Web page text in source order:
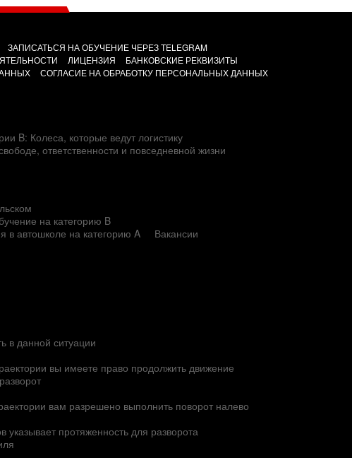
ЗАПИСАТЬСЯ НА ОБУЧЕНИЕ ЧЕРЕЗ TELEGRAM
ЛИЦЕНЗИЯ
БАНКОВСКИЕ РЕКВИЗИТЫ
СОГЛАСИЕ НА ОБРАБОТКУ ПЕРСОНАЛЬНЫХ ДАННЫХ
B: Колеса, которые ведут логистику
ответственности и повседневной жизни
на категорию B
в автошколе на категорию A
Вакансии
в данной ситуации
вы имеете право продолжить движение
вам разрешено выполнить поворот налево
указывает протяженность для разворота